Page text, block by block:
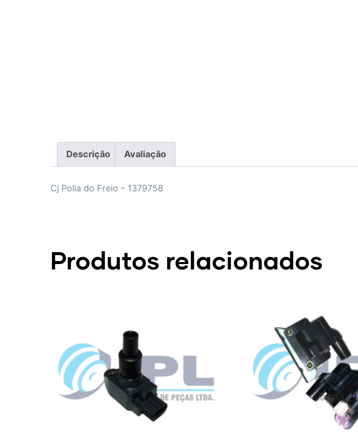
Descrição Avaliação
Cj Polia do Freio – 1379758
Produtos relacionados